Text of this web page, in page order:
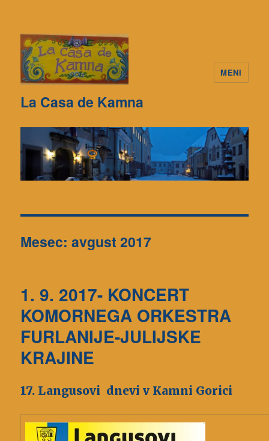
La Casa de Kamna
MENI
Mesec: avgust 2017
1. 9. 2017- KONCERT
KOMORNEGA ORKESTRA
FURLANIJE-JULIJSKE
KRAJINE
17. Langusovi dnevi v Kamni Gorici